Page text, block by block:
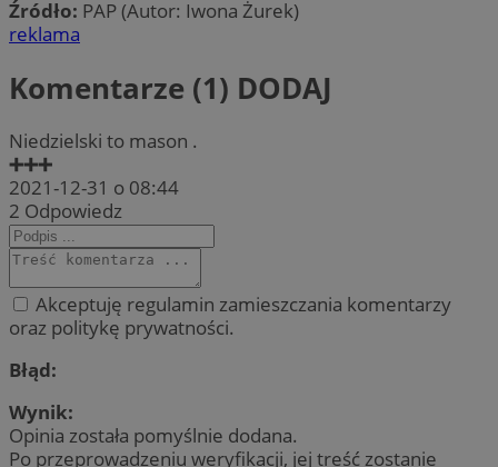
Źródło: PAP (Autor: Iwona Żurek)
reklama
Komentarze (1) DODAJ
Niedzielski to mason .
➕➕➕
2021-12-31 o 08:44
2 Odpowiedz
Akceptuję regulamin zamieszczania komentarzy
oraz politykę prywatności.
Błąd:
Wynik:
Opinia została pomyślnie dodana.
Po przeprowadzeniu weryfikacji, jej treść zostanie